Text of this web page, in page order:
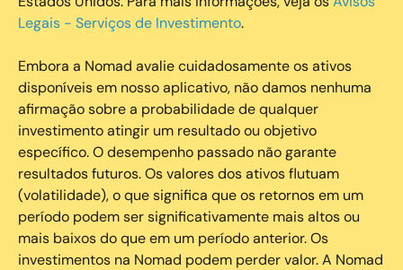
Legais - Serviços de Investimento.
Embora a Nomad avalie cuidadosamente os ativos
disponíveis em nosso aplicativo, não damos nenhuma
afirmação sobre a probabilidade de qualquer
investimento atingir um resultado ou objetivo
específico. O desempenho passado não garante
resultados futuros. Os valores dos ativos flutuam
(volatilidade), o que significa que os retornos em um
período podem ser significativamente mais altos ou
mais baixos do que em um período anterior. Os
investimentos na Nomad podem perder valor. A Nomad